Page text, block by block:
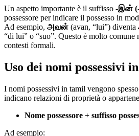
Un aspetto importante è il suffisso -இன்
possessore per indicare il possesso in
Ad esempio, அவன் (avan, “lui”) diventa
“di lui” o “suo”. Questo è molto comune
contesti formali.
Uso dei nomi possessivi
I nomi possessivi in tamil vengono
indicano relazioni di proprietà o
Nome possessore + suffisso
Ad esempio: